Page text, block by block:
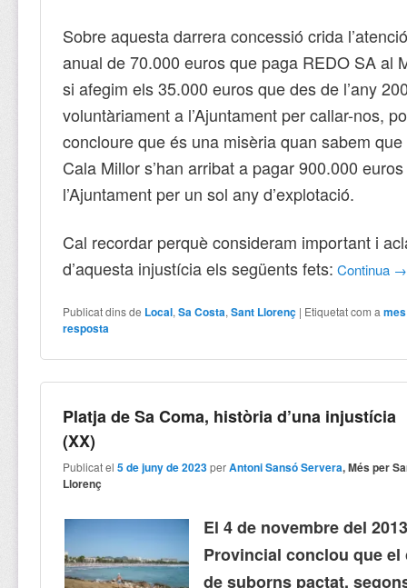
Sobre aquesta darrera concessió crida
anual de 70.000 euros que paga REDO SA al
si afegim els 35.000 euros que des de l’any
voluntàriament a l’Ajuntament per callar-nos,
concloure que és una misèria quan sabem
Cala Millor s’han arribat a pagar 900.000
l’Ajuntament per un sol any d’explotació.
Cal recordar perquè consideram important i
d’aquesta injustícia els següents fets: Continua →
Publicat dins de Local,Sa Costa,Sant Llorenç | Etiquetat com a mes
resposta
Platja de Sa Coma, història d’una injustícia
(XX)
Publicat el5 de juny de 2023 perAntoni Sansó Servera, Més per
Llorenç
El 4 de novembre del
Provincial conclou que el
de suborns pactat,